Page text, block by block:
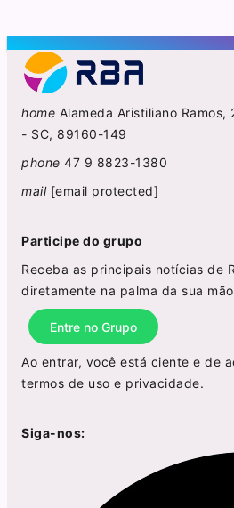
home Alameda Aristiliano
- SC, 89160-149
phone 47 9 8823-1380
mail [email protected]
Participe do grupo
Receba as principais notícias de
diretamente na palma da sua
Entre no Grupo
Ao entrar, você está ciente e de
termos de uso e privacidade.
Siga-nos: